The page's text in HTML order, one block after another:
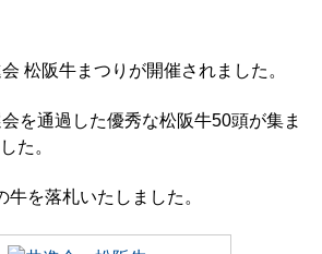
松阪牛まつりが開催されました。
を通過した優秀な松阪牛50頭が集ま
た。
牛を落札いたしました。